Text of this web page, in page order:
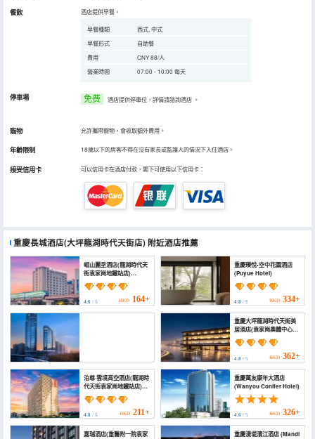
餐飲 酒店提供早餐。
早餐種類
西式, 中式
早餐形式
自助餐
費用
CNY 88/人
營業時間
07:00 - 10:00 每天
停車場 免费 酒店提供停車位，詳情請諮詢酒店 。
寵物 允許攜帶寵物，會收取額外費用。
年齡限制 18歲以下的房客不得在沒有家長或監護人的情況下入住酒店。
接受信用卡 可以信用卡在酒店付款，閣下可使用以下信用卡：
重慶長城酒店(大坪龍湖時代天街店) 附近酒店推薦
岷山麗呈酒店(龍湖時代天
街袁家崗地鐵站店)
(MINSHAN REZEN
HOTEL)
4.6 / 5 HKD 164+
重慶璞悅•空中花園酒店
(Puyue Hotel)
4.8/ 5 HKD 334+
Sky·雲際51高空江景度假酒店(重慶奧體中心龍湖時代天
街店) (Sky · Yunji 51 High altitude River View Resort
Hotel(
OlympicSportsCenterLonghuTimesTianjieBranch))
4.7/ 5 HKD 486+
重慶大坪龍湖時代天街美
居酒店(袁家崗奧體中心店)
(Mercure Chongqing
Daping Longfor Times
Paradise Walk
(Yuanjiagang Olympic))
4.8/ 5 HKD 362+
泊尊·雲境高空酒店(龍湖時
代天街袁家崗地鐵站店)
(Bozun Yunjing High
Altitude Hotel (Longhu
Times Tianjie
Yuanjiagang Subway
Station Store))
4.8 / 5 HKD 211+
重慶萬友康年大酒店
(Wanyou Conifer Hotel)
4.6/ 5 HKD 326+
嘉瑞酒店(重醫附一院袁家
重慶漫堤濱江酒店 (Mandi